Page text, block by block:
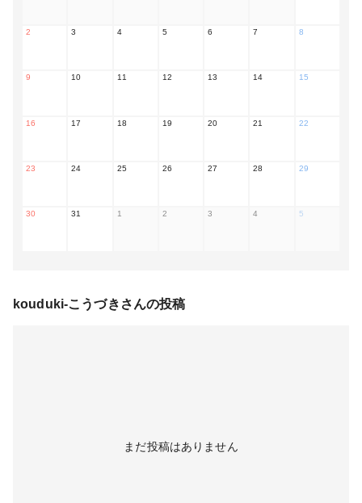
2 3 4 5 6 7 8
9 10 11 12 13 14 15
16 17 18 19 20 21 22
23 24 25 26 27 28 29
30 31 1 2 3 4 5
kouduki-こうづき さんの投稿
まだ投稿はありません